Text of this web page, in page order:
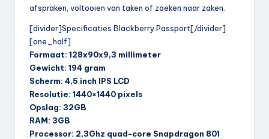
afspraken, voltooien van taken of zoeken naar zaken.
[divider]Specificaties Blackberry Passport[/divider]
[one_half]
Formaat: 128x90x9,3 millimeter
Gewicht: 194 gram
Scherm: 4,5 inch IPS LCD
Resolutie: 1440×1440 pixels
Opslag: 32GB
RAM: 3GB
Processor: 2,3Ghz quad-core Snapdragon 801